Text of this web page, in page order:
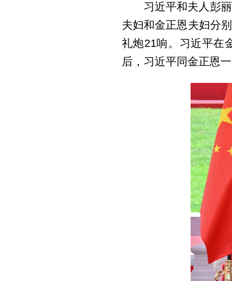
习近平和夫人彭
夫妇和金正恩夫妇分
礼炮21响。习近平在
后，习近平同金正恩一